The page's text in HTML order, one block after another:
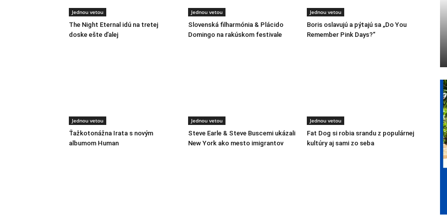
Jednou vetou
The Night Eternal idú na tretej
doske ešte ďalej
Jednou vetou
Slovenská filharmónia & Plácido
Domingo na rakúskom festivale
Jednou vetou
Boris oslavujú a pýtajú sa „Do You
Remember Pink Days?“
Jednou vetou
Ťažkotonážna Irata s novým
albumom Human
Jednou vetou
Steve Earle & Steve Buscemi ukázali
New York ako mesto imigrantov
Jednou vetou
Fat Dog si robia srandu z populárnej
kultúry aj sami zo seba